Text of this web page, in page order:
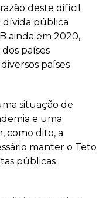
deste difícil
dívida pública
ainda em 2020,
países
países
situação de
e uma
como dito, a
manter o Teto
públicas